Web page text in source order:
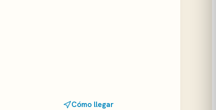
Cómo llegar